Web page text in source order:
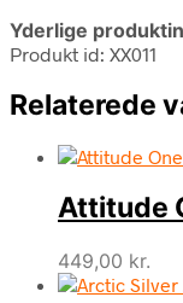
Yderlige
Produkt id: XX011
Relaterede
Attitude
449,00 kr.